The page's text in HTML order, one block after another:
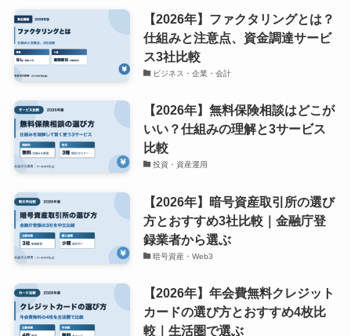
【2026年】ファクタリングとは？
仕組みと注意点、資金調達サービ
ス3社比較
ビジネス・企業・会計
【2026年】無料保険相談はどこが
いい？仕組みの理解と3サービス
比較
投資・資産運用
【2026年】暗号資産取引所の選び
方とおすすめ3社比較｜金融庁登
録業者から選ぶ
暗号資産・Web3
【2026年】年会費無料クレジット
カードの選び方とおすすめ4枚比
較｜生活圏で選ぶ